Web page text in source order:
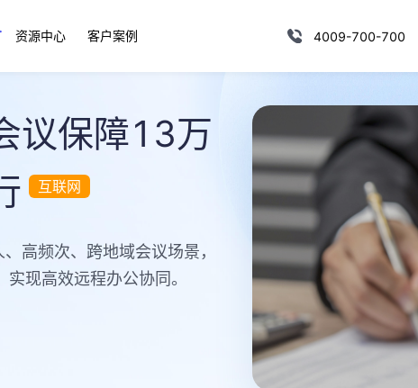
资源中心 客户案例 4009-700-700
议保障13万
互联网
高频次、跨地域会议场景，
现高效远程办公协同。